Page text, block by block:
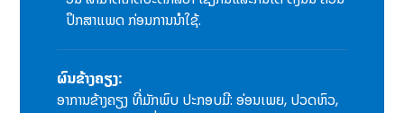
ປຶກສາແພດ ກ່ອນການນໍາໃຊ້.
ຜົນຂ້າງຄຽງ:
ອາການຂ້າງຄຽງ ທີ່ມັກພົບ ປະກອບມີ: ອ່ອນເພຍ, ປວດຫົວ,